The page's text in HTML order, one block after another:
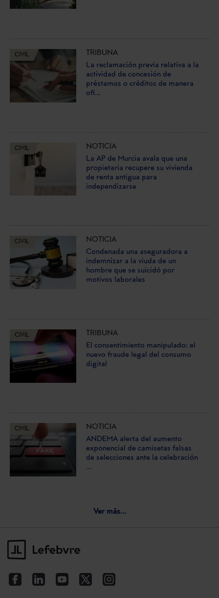
CIVIL
TRIBUNA
La reclamación previa relativa a la
actividad de concesión de
préstamos o créditos de manera
ofi...
CIVIL
NOTICIA
La AP de Murcia avala que una
propietaria recupere su vivienda
de renta antigua para
independizarse
CIVIL
NOTICIA
Condenada una aseguradora a
indemnizar a la viuda de un
hombre que se suicidó por
motivos laborales
CIVIL
TRIBUNA
El consentimiento manipulado: el
nuevo fraude legal del consumo
digital
CIVIL
NOTICIA
ANDEMA alerta del aumento
exponencial de camisetas falsas
de selecciones ante la celebración
...
Ver más...